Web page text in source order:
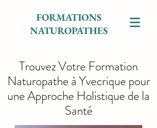
FORMATIONS
NATUROPATHES
Trouvez Votre Formation
Naturopathe à Yvecrique pour
une Approche Holistique de la
Santé